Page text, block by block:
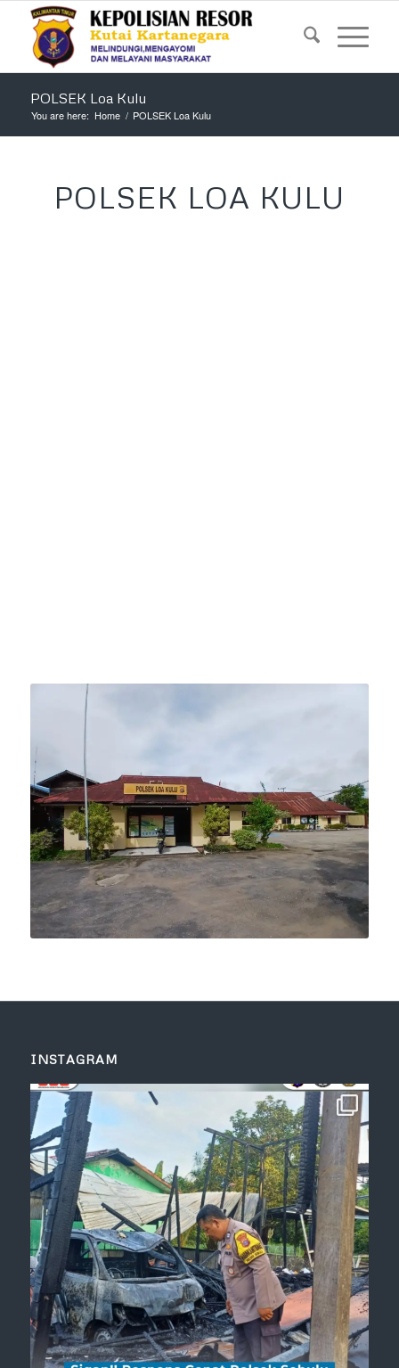
POLSEK Loa Kulu
You are here: Home / POLSEK Loa Kulu
POLSEK LOA KULU
INSTAGRAM